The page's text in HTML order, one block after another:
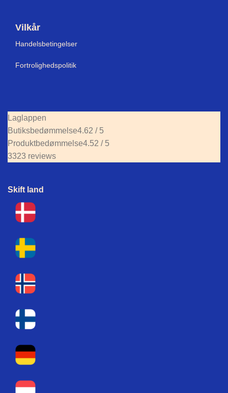
Vilkår
Handelsbetingelser
Fortrolighedspolitik
Laglappen
Butiksbedømmelse4.62 / 5
Produktbedømmelse4.52 / 5
3323 reviews
Skift land